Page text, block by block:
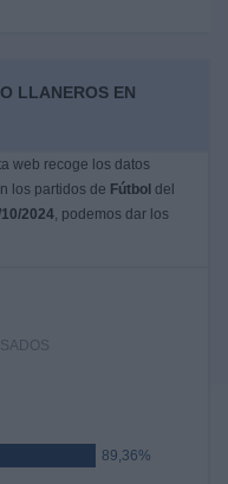
LLANEROS EN
web recoge los datos
los partidos de Fútbol del
2024, podemos dar los
89,36%